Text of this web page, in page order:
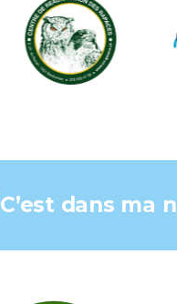
C’est dans ma